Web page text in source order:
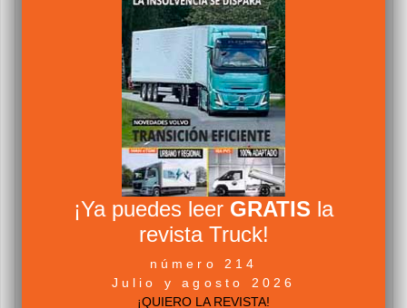
¡Ya puedes leer GRATIS la
revista Truck!
número 214
Julio y agosto 2026
¡QUIERO LA REVISTA!